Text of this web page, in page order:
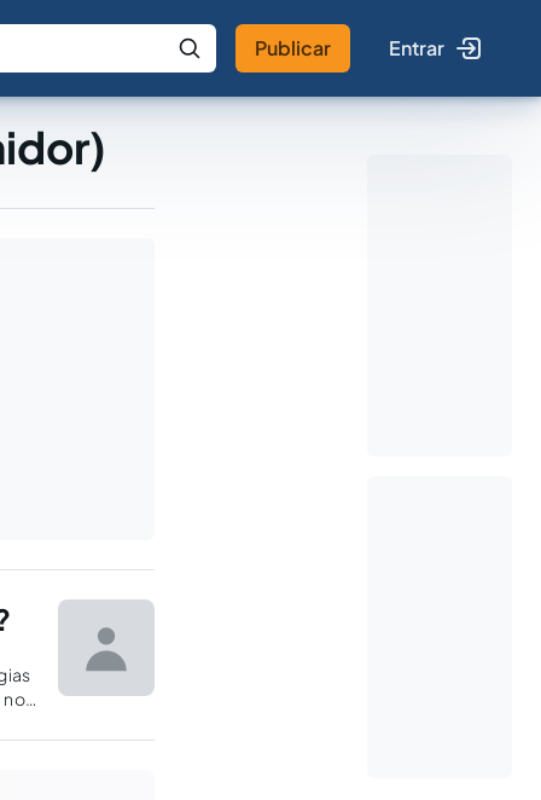
IA Buscar no Jus
Publicar Entrar
no